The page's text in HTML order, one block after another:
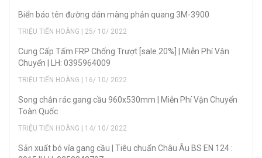
Biển báo tên đường dán màng phản quang 3M-3900
TRIỆU TIẾN HOÀNG | 25/ 10/ 2022
Cung Cấp Tấm FRP Chống Trượt [sale 20%] | Miễn Phí Vận
Chuyển | LH: 0395964009
TRIỆU TIẾN HOÀNG | 16/ 10/ 2022
Song chắn rác gang cầu 960x530mm | Miễn Phí Vận Chuyển
Toàn Quốc
TRIỆU TIẾN HOÀNG | 14/ 10/ 2022
Sản xuẩt bó vỉa gang cầu | Tiêu chuẩn Châu Âu BS EN 124 :